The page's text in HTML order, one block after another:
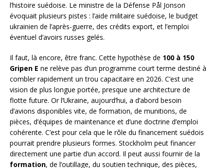
l’histoire suédoise. Le ministre de la Défense Pål Jonson
évoquait plusieurs pistes : l’aide militaire suédoise, le budget
ukrainien de l’après-guerre, des crédits export, et l’emploi
éventuel d’avoirs russes gelés.
Il faut, là encore, être franc. Cette hypothèse de 100 à 150
Gripen E ne relève pas d’un programme court terme destiné à
combler rapidement un trou capacitaire en 2026. C’est une
vision de plus longue portée, presque une architecture de
flotte future. Or l’Ukraine, aujourd’hui, a d’abord besoin
d’avions disponibles vite, de formation, de munitions, de
pièces, d’équipes de maintenance et d’une doctrine d’emploi
cohérente. C’est pour cela que le rôle du financement suédois
pourrait prendre plusieurs formes. Stockholm peut financer
directement une partie d’un accord. Il peut aussi fournir de la
formation, de l’outillage, du soutien technique, des pièces,